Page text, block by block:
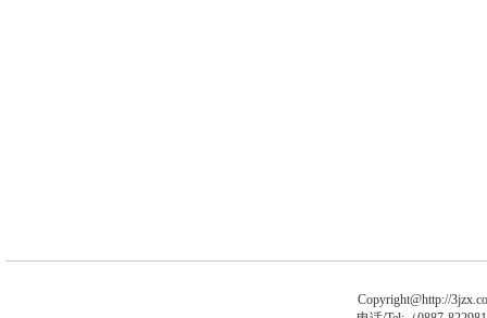
Copyright@http://